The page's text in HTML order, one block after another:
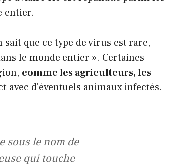
entier.
sait que ce type de virus est rare,
le monde entier ». Certaines
comme les agriculteurs, les
avec d'éventuels animaux infectés.
sous le nom de
qui touche